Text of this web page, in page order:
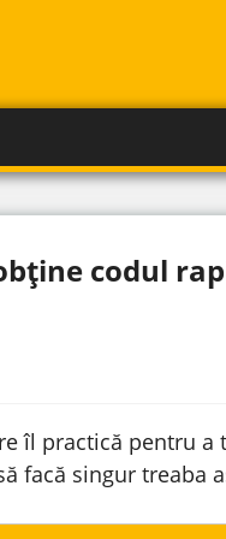
codul
îl practică pentru
facă singur treaba